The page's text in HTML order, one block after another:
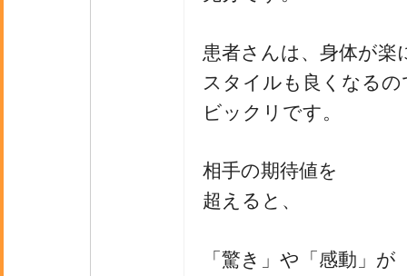
患者さんは、身体が楽
スタイルも良くなるの
ビックリです。
相手の期待値を
超えると、
「驚き」や「感動」が